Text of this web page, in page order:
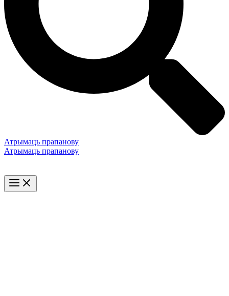
Атрымаць прапанову
Атрымаць прапанову